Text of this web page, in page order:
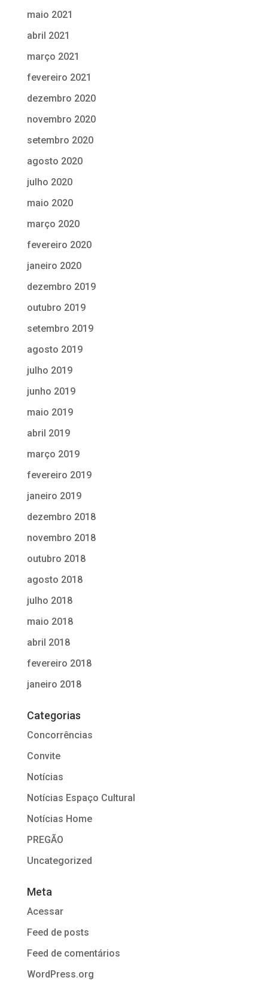
maio 2021
abril 2021
março 2021
fevereiro 2021
dezembro 2020
novembro 2020
setembro 2020
agosto 2020
julho 2020
maio 2020
março 2020
fevereiro 2020
janeiro 2020
dezembro 2019
outubro 2019
setembro 2019
agosto 2019
julho 2019
junho 2019
maio 2019
abril 2019
março 2019
fevereiro 2019
janeiro 2019
dezembro 2018
novembro 2018
outubro 2018
agosto 2018
julho 2018
maio 2018
abril 2018
fevereiro 2018
janeiro 2018
Categorias
Concorrências
Convite
Notícias
Notícias Espaço Cultural
Notícias Home
PREGÃO
Uncategorized
Meta
Acessar
Feed de posts
Feed de comentários
WordPress.org